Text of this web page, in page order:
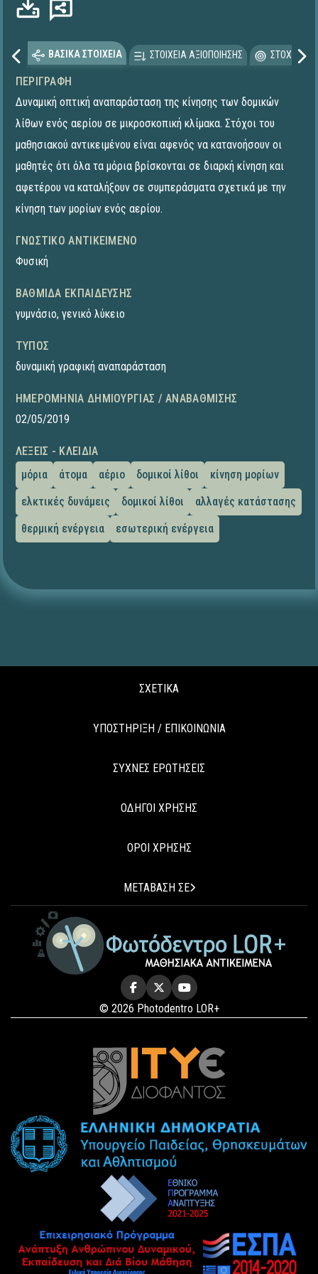
ΒΑΣΙΚΑ ΣΤΟΙΧΕΙΑ ΣΤΟΙΧΕΙΑ ΑΞΙΟΠΟΙΗΣΗΣ
ΠΕΡΙΓΡΑΦΉ
Δυναμική οπτική αναπαράσταση της κίνησης των δομικών
λίθων ενός αερίου σε μικροσκοπική κλίμακα. Στόχοι του
μαθησιακού αντικειμένου είναι αφενός να κατανοήσουν οι
μαθητές ότι όλα τα μόρια βρίσκονται σε διαρκή κίνηση και
αφετέρου να καταλήξουν σε συμπεράσματα σχετικά με την
κίνηση των μορίων ενός αερίου.
ΓΝΩΣΤΙΚΌ ΑΝΤΙΚΕΊΜΕΝΟ
Φυσική
ΒΑΘΜΊΔΑ ΕΚΠΑΊΔΕΥΣΗΣ
γυμνάσιο, γενικό λύκειο
ΤΎΠΟΣ
δυναμική γραφική αναπαράσταση
ΗΜΕΡΟΜΗΝΊΑ ΔΗΜΙΟΥΡΓΊΑΣ / ΑΝΑΒΆΘΜΙΣΗΣ
02/05/2019
ΛΈΞΕΙΣ - ΚΛΕΙΔΙΆ
μόρια
άτομα αέριο δομικοί λίθοι
κίνηση μορίων
ελκτικές δυνάμεις
δομικοί λίθοι
αλλαγές κατάστασης
θερμική ενέργεια
εσωτερική ενέργεια
ΣΧΕΤΙΚΑ
ΥΠΟΣΤΗΡΙΞΗ / ΕΠΙΚΟΙΝΩΝΙΑ
ΣΥΧΝΕΣ ΕΡΩΤΗΣΕΙΣ
ΟΔΗΓΟΙ ΧΡΗΣΗΣ
ΟΡΟΙ ΧΡΗΣΗΣ
ΜΕΤΑΒΑΣΗ ΣΕ
© 2026 Photodentro LOR+